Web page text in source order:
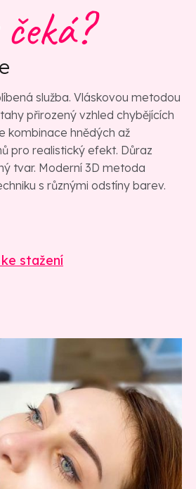
služba. Vláskovou metodou
přirozený vzhled chybějících
kombinace hnědých až
pro realistický efekt. Důraz
tvar. Moderní 3D metoda
s různými odstíny barev.
stažení